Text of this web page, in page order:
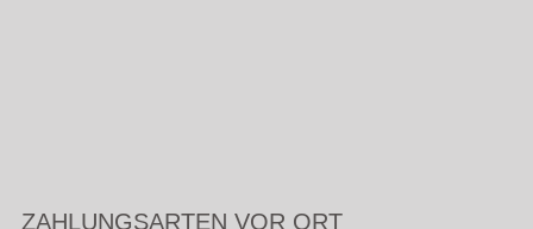
ZAHLUNGSARTEN VOR ORT